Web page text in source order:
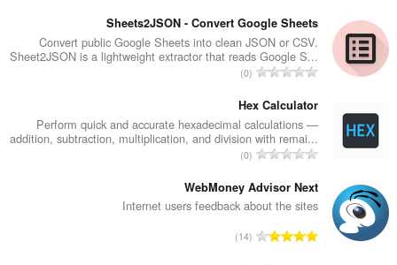
ع
د
د
ا
إ
ج
م
ل
ي
ل
Sheets2JSON - Convert Google Sheets
Convert public Google Sheets into clean JSON or CSV.
Sheet2JSON is a lightweight extractor that reads Google S...
ا
ع
د
د
ا
إ
ج
م
0
Hex Calculator
Perform quick and accurate hexadecimal calculations —
addition, subtraction, multiplication, and division with remai...
ا
ع
د
ا
0
WebMoney Advisor Next
Internet users feedback about the sites
ا 14